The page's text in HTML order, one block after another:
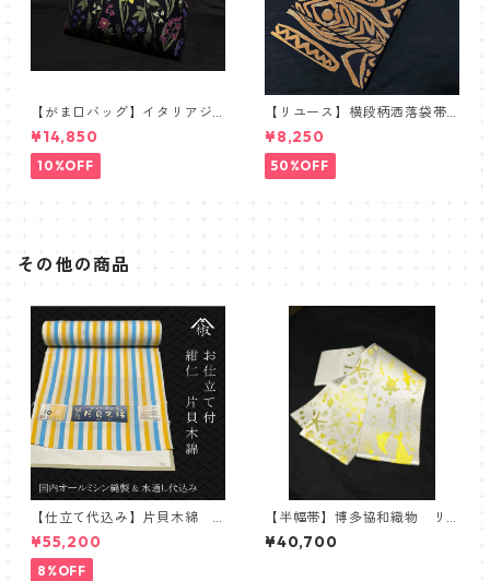
【がま口バッグ】イタリアジ
ャガードボタニカル【ワイド
サイズ】
¥14,850
10%OFF
【リユース】横段柄洒落袋帯
【本袋織】
¥8,250
50%OFF
その他の商品
【仕立て代込み】片貝木綿
ストライプ 白青黄
¥55,200
8%OFF
【半幅帯】博多協和織物 リ
バーシブル半巾帯 シルバー×
イエロー 紋小巾本袋 海
¥40,700